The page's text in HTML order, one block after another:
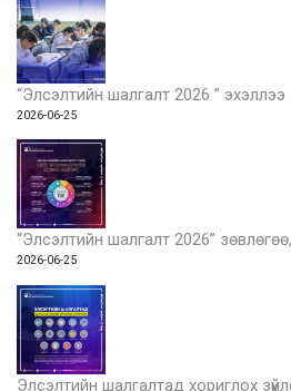
“Элсэлтийн шалгалт 2026 ” эхэллээ
2026-06-25
“Элсэлтийн шалгалт 2026”
2026-06-25
Элсэлтийн шалгалтад хориглох